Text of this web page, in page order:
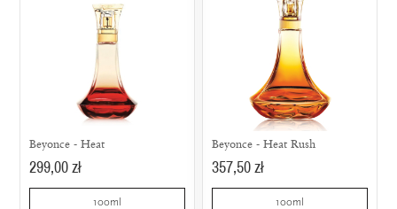
Beyonce - Heat
299,00 zł
100ml
Beyonce - Heat Rush
357,50 zł
100ml